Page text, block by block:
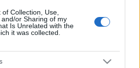
Collection, Use,
or Sharing of my
Is Unrelated with the
it was collected.
HIRDETÉS